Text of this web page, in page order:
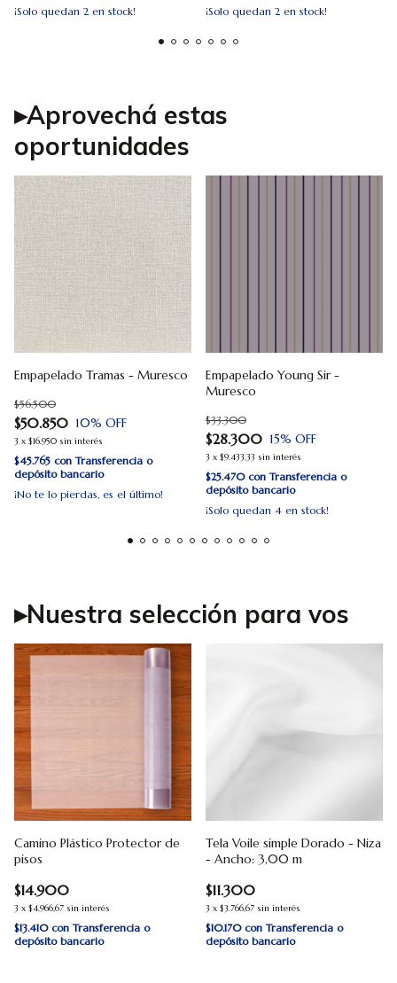
¡Solo quedan 2 en stock! ¡Solo quedan 2 en stock!
▸Aprovechá estas
oportunidades
Empapelado Tramas - Muresco
$50.850
$56.500
10% OFF
3 x $16.950 sin interés
$45.765 con Transferencia o
depósito bancario
¡No te lo pierdas, es el último!
Empapelado Young Sir -
Muresco
$28.300
$33.300
15% OFF
3 x $9.433,33 sin interés
$25.470 con Transferencia o
depósito bancario
¡Solo quedan 4 en stock!
▸Nuestra selección para vos
Camino Plástico Protector de
pisos
$14.900
3 x $4.966,67 sin interés
$13.410 con Transferencia o
depósito bancario
Tela Voile simple Dorado - Niza
- Ancho: 3,00 m
$11.300
3 x $3.766,67 sin interés
$10.170 con Transferencia o
depósito bancario